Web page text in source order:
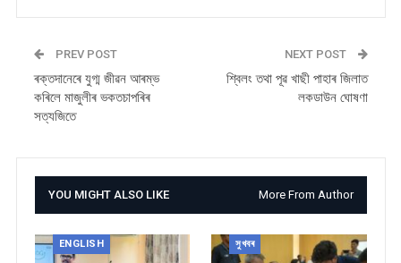
PREV POST
ৰক্তদানেৰে যুগ্ম জীৱন আৰম্ভ
কৰিলে মাজুলীৰ ভকতচাপৰিৰ
সত্যজিতে
NEXT POST
শ্বিলং তথা পূৱ খাছী পাহাৰ জিলাত
লকডাউন ঘোষণা
YOU MIGHT ALSO LIKE More From Author
ENGLISH সুখবৰ